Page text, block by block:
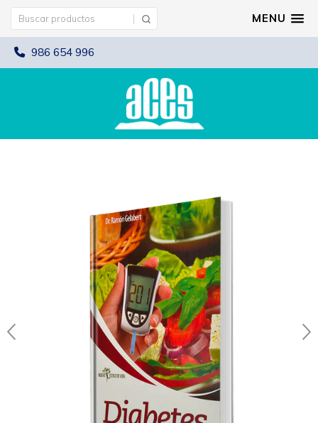
MENU
986 654 996